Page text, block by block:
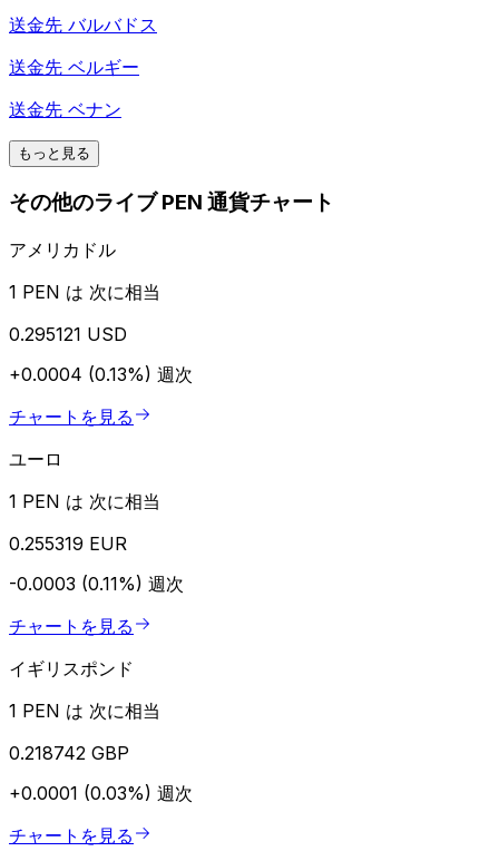
送金先 バルバドス
送金先 ベルギー
送金先 ベナン
もっと見る
その他のライブ PEN 通貨チャート
アメリカドル
1 PEN は 次に相当
0.295121 USD
+0.0004 (0.13%) 週次
チャートを見る
ユーロ
1 PEN は 次に相当
0.255319 EUR
-0.0003 (0.11%) 週次
チャートを見る
イギリスポンド
1 PEN は 次に相当
0.218742 GBP
+0.0001 (0.03%) 週次
チャートを見る